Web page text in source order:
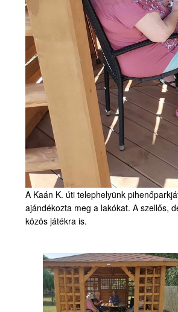
A Kaán K. úti telephelyünk
ajándékozta meg a lakókat. A szellős,
közös játékra is.